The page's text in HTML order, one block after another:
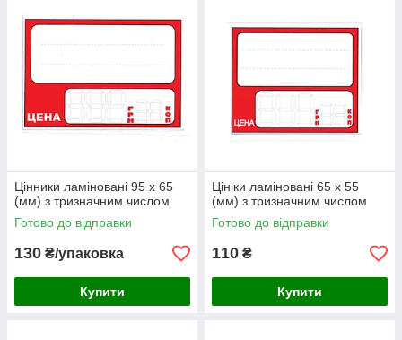
Цінники ламіновані 95 х 65
(мм) з тризначним числом
Готово до відправки
130 ₴/упаковка
Купити
Цініки ламіновані 65 х 55
(мм) з тризначним числом
Готово до відправки
110 ₴
Купити